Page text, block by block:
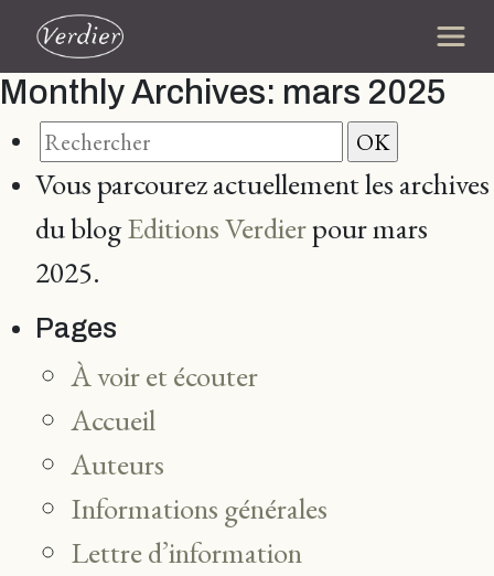
Monthly Archives: mars 2025
Vous parcourez actuellement les archives
du blogEditions Verdierpour mars
2025.
Pages
À voir et écouter
Accueil
Auteurs
Informations générales
Lettre d’information